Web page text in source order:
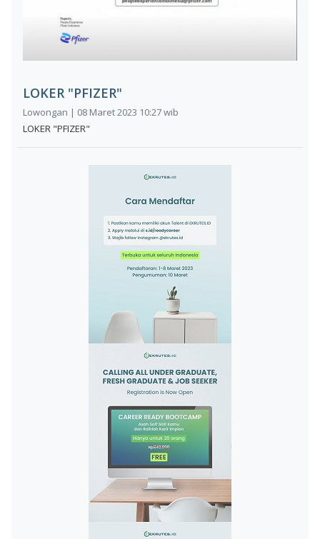
LOKER "PFIZER"
Lowongan | 08 Maret 2023 10:27 wib
LOKER "PFIZER"